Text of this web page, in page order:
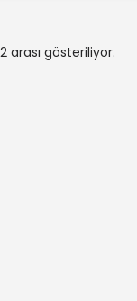
arası gösteriliyor.